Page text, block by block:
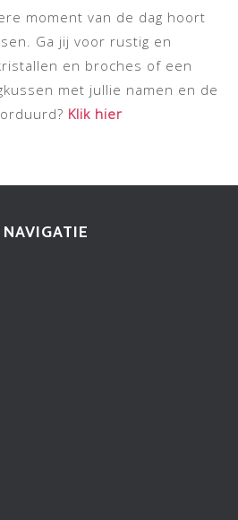
moment van de dag hoort
Ga jij voor rustig en
en broches of een
met jullie namen en de
Klik hier